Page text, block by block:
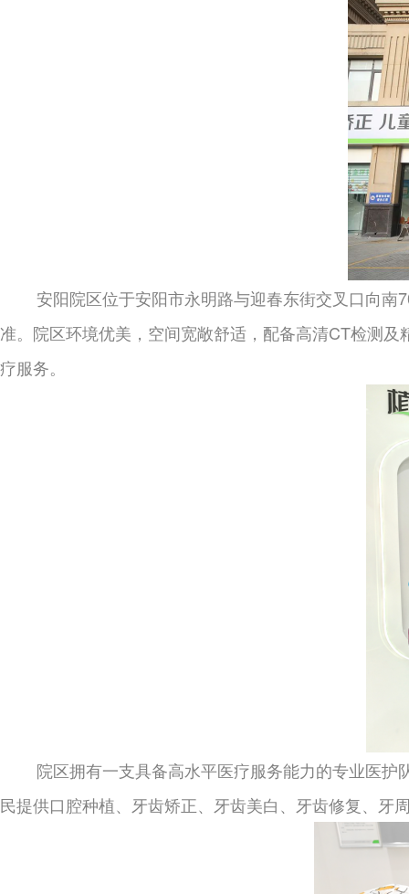
安阳院区位于安阳市永明路与迎春东街交叉口向
准。院区环境优美，空间宽敞舒适，配备高清CT检测
疗服务。
院区拥有一支具备高水平医疗服务能力的专业医
民提供口腔种植、牙齿矫正、牙齿美白、牙齿修复、牙